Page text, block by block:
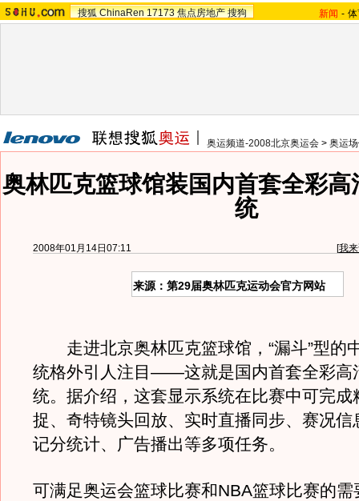
搜狐 ChinaRen 17173 焦点房地产 搜狗 新闻 -
奥运频道-2008北京奥运会 > 奥运
奥林匹克篮球馆装国内首套全彩
统
2008年01月14日07:11 [我
来源：第29届奥林匹克运动会官方网站
走进北京奥林匹克篮球馆，“漏斗”型的
统格外引人注目——这就是国内首套全彩高
统。据介绍，这套显示系统在比赛中可完成
捉、奇特镜头回放、实时直播同步、赛况信
记分统计、广告播出等多项任务。
可满足奥运会篮球比赛和NBA篮球比赛的需